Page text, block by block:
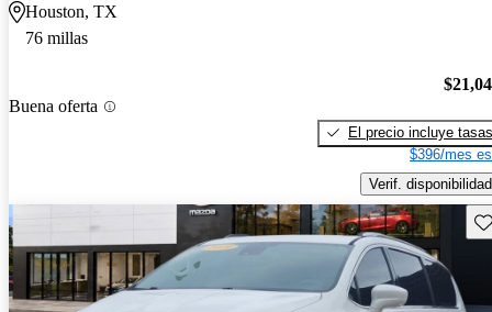
Houston, TX
76 millas
Buena oferta
El precio incluye tasas
$396/mes
Verif. disponibilidad